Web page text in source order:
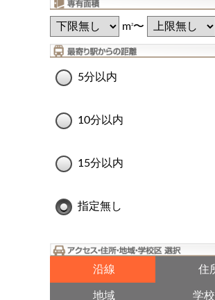
m2〜
5分以内
10分以内
15分以内
指定無し
沿線 住
地域 学